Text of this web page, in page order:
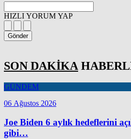
HIZLI YORUM YAP
Gönder
SON DAKİKA
GÜNDEM
06 Ağustos 2026
Joe Biden 6 aylık hedeflerini
gibi…